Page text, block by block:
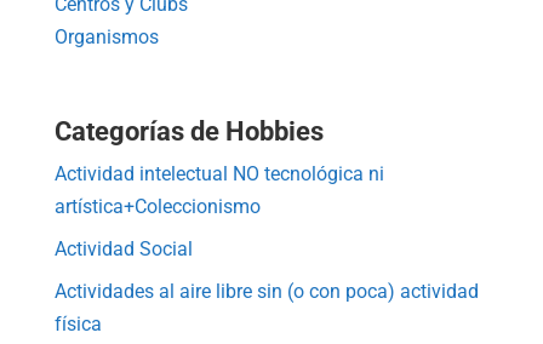
Organismos
Categorías de Hobbies
Actividad intelectual NO tecnológica ni
artística+Coleccionismo
Actividad Social
Actividades al aire libre sin (o con poca) actividad
física